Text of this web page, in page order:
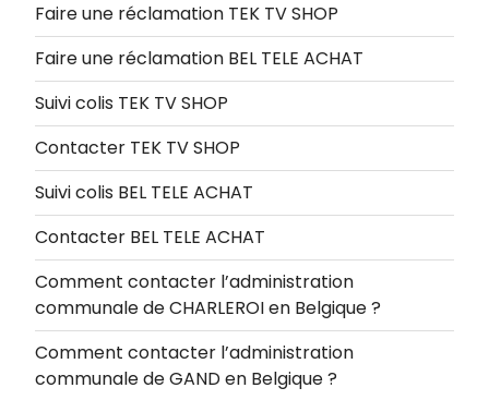
Faire une réclamation TEK TV SHOP
Faire une réclamation BEL TELE ACHAT
Suivi colis TEK TV SHOP
Contacter TEK TV SHOP
Suivi colis BEL TELE ACHAT
Contacter BEL TELE ACHAT
Comment contacter l’administration
communale de CHARLEROI en Belgique ?
Comment contacter l’administration
communale de GAND en Belgique ?